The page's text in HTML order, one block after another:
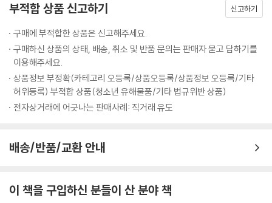
부적합 상품 신고하기 신고하기
구매에 부적합한 상품은 신고해주세요.
구매하신 상품의 상태, 배송, 취소 및 반품 문의는 판매자 묻고 답하기를
이용해주세요.
상품정보 부정확(카테고리 오등록/상품오등록/상품정보 오등록/기타
허위등록) 부적합 상품(청소년 유해물품/기타 법규위반 상품)
전자상거래에 어긋나는 판매사례: 직거래 유도
배송/반품/교환 안내
이 책을 구입하신 분들이 산 분야 책